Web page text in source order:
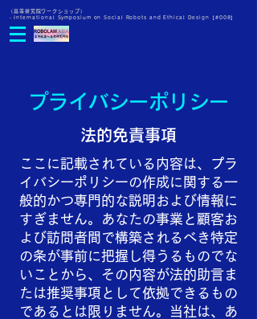
（高等研究院ワークショップ）
・International Symposium on Social Robots and Ethical Design【#008】
プライバシーポリシー
法的免責事項
ここに記載されている内容は、プラ
イバシーポリシーの作成に関する一
般的かつ専門的な説明および情報に
すぎません。あなたの事業と顧客お
よび訪問者間で構築されるべき特定
の条が事前に把握し得うるものでな
いことから、その内容が法的助言ま
たは推奨事項として依拠できるもの
であるとは限りません。当社は、あ